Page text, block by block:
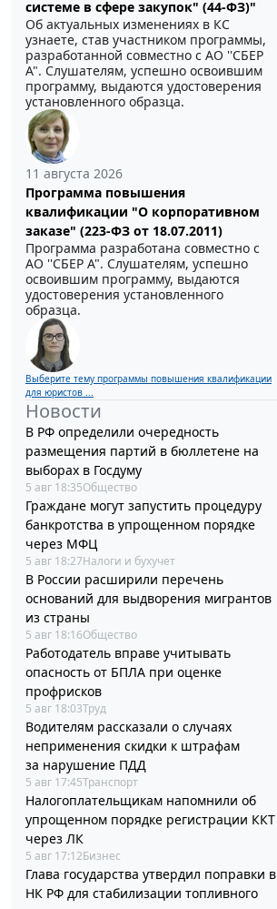
системе в сфере закупок" (44-ФЗ)"
Об актуальных изменениях в КС
узнаете, став участником программы,
разработанной совместно с АО ''СБЕР
А". Слушателям, успешно освоившим
программу, выдаются удостоверения
установленного образца.
11 августа 2026
Программа повышения
квалификации "О корпоративном
заказе" (223-ФЗ от 18.07.2011)
Программа разработана совместно с
АО ''СБЕР А". Слушателям, успешно
освоившим программу, выдаются
удостоверения установленного
образца.
Выберите тему программы повышения квалификации
для юристов ...
Новости
В РФ определили очередность
размещения партий в бюллетене на
выборах в Госдуму
5 авг 18:35Общество
Граждане могут запустить процедуру
банкротства в упрощенном порядке
через МФЦ
5 авг 18:27Налоги и бухучет
В России расширили перечень
оснований для выдворения мигрантов
из страны
5 авг 18:16Общество
Работодатель вправе учитывать
опасность от БПЛА при оценке
профрисков
5 авг 18:03Труд
Водителям рассказали о случаях
неприменения скидки к штрафам
за нарушение ПДД
5 авг 17:45Транспорт
Налогоплательщикам напомнили об
упрощенном порядке регистрации ККТ
через ЛК
5 авг 17:12Бизнес
Глава государства утвердил поправки в
НК РФ для стабилизации топливного